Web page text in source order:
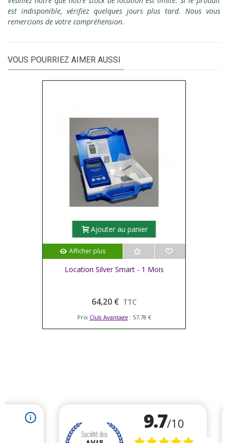
est indisponible, vérifiez quelques jours plus tard. Nous vous
remercions de votre compréhension.
VOUS POURRIEZ AIMER AUSSI
Ajouter au panier
Afficher plus
Location Silver Smart - 1 Mois
64,20 € TTC
Prix Club Avantage : 57,78 €